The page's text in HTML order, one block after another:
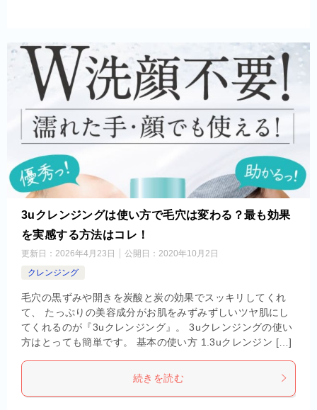
3uクレンジングは使い方で毛穴は変わる？最も効果
を実感する方法はコレ！
更新日： 2026年4月23日 公開日： 2020年10月2日
クレンジング
毛穴の黒ずみや開きを炭酸と炭の効果でスッキリしてくれ
て、 たっぷりの美容成分がお肌をみずみずしいツヤ肌にし
てくれるのが『3uクレンジング』。 3uクレンジングの使い
方はとっても簡単です。 基本の使い方 1.3uクレンジン […]
続きを読む